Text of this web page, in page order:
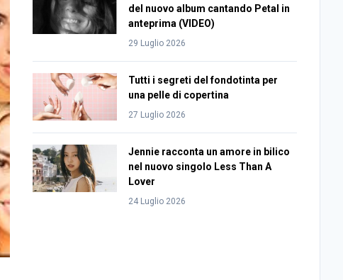
del nuovo album cantando Petal in
anteprima (VIDEO)
29 Luglio 2026
Tutti i segreti del fondotinta per
una pelle di copertina
27 Luglio 2026
Jennie racconta un amore in bilico
nel nuovo singolo Less Than A
Lover
24 Luglio 2026